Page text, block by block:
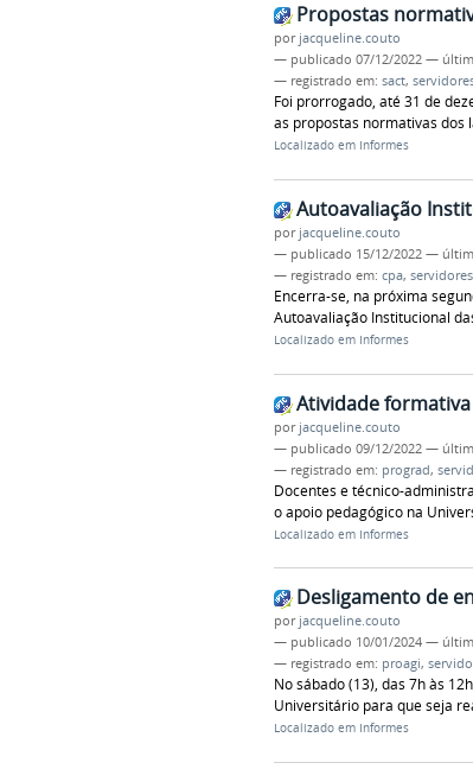
Propostas
por jacqueline.couto
— publicado 07/12/2022 —
— registrado em: sact,
Foi prorrogado, até 31 de
as propostas normativas dos
Localizado em Informes
Autoavaliação
por jacqueline.couto
— publicado 15/12/2022 —
— registrado em: cpa, servidores
Encerra-se, na próxima
Autoavaliação Institucional
Localizado em Informes
Atividade formativa
por jacqueline.couto
— publicado 09/12/2022 —
— registrado em: prograd,
Docentes e técnico-
o apoio pedagógico na
Localizado em Informes
Desligamento de
por jacqueline.couto
— publicado 10/01/2024 —
— registrado em: proagi,
No sábado (13), das 7h às
Universitário para que seja
Localizado em Informes